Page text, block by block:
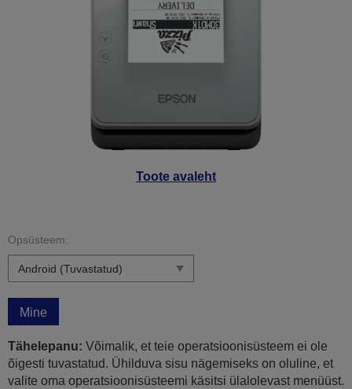
Toote avaleht
Opsüsteem:
Mine
Tähelepanu: Võimalik, et teie operatsioonisüsteem ei ole
õigesti tuvastatud. Ühilduva sisu nägemiseks on oluline, et
valite oma operatsioonisüsteemi käsitsi ülalolevast menüüst.